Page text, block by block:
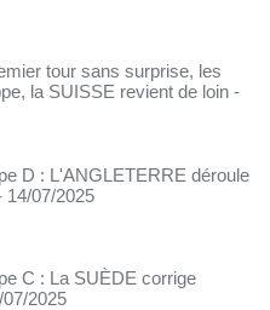
tour sans surprise, les
la SUISSE revient de loin -
D : L'ANGLETERRE déroule
14/07/2025
C : La SUÈDE corrige
2025